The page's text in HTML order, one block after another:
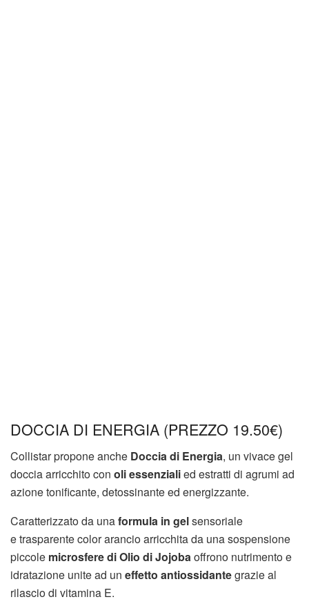
DOCCIA DI ENERGIA (PREZZO 19.50€)
Collistar propone anche Doccia di Energia, un vivace gel
doccia arricchito con oli essenzialied estratti di agrumi ad
azione tonificante, detossinante ed energizzante.
Caratterizzato da unaformula in gelsensoriale
e trasparente color arancio arricchita da una sospensione
piccole microsfere di Olio di Jojobaoffrono nutrimento e
idratazione unite ad un effetto antiossidantegrazie al
rilascio di vitamina E.